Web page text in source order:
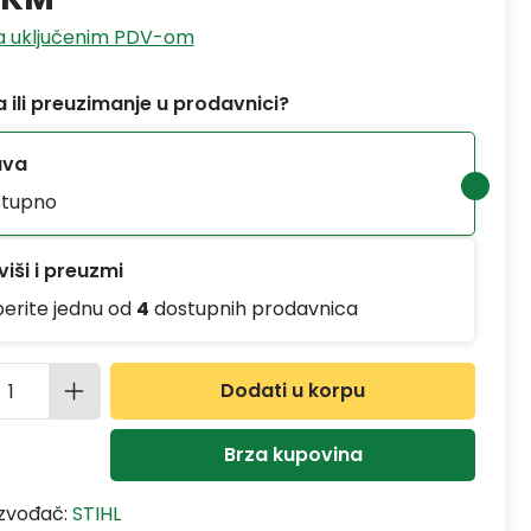
uključenim PDV-om
ili preuzimanje u prodavnici?
i preuzmi
jednu od 4 dostupnih prodavnica
proizvoda: Unesite željenu
Dodati u korpu
Brza kupovina
STIHL